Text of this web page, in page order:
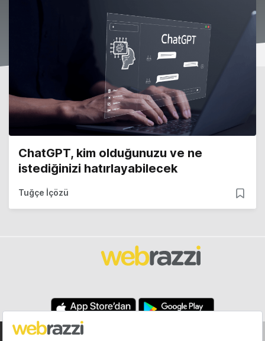
ChatGPT, kim olduğunuzu ve ne
istediğinizi hatırlayabilecek
Tuğçe İçözü